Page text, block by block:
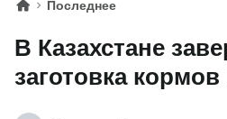
Последнее
В Казахстане
заготовка